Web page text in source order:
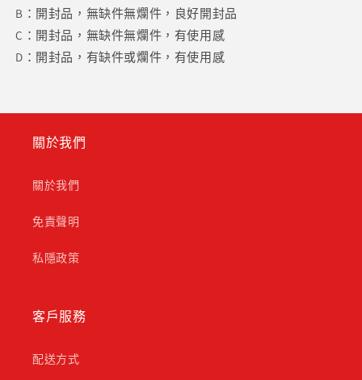
B：開封品，無缺件無爛件，良好開封品
C：開封品，無缺件無爛件，有使用感
D：開封品，有缺件或爛件，有使用感
關於我們
關於我們
免責聲明
私隱政策
客戶服務
配送方式